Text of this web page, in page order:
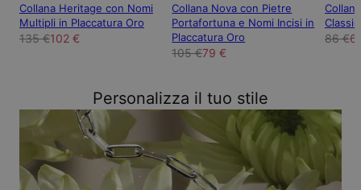
Collana Heritage con Nomi
Multipli in Placcatura Oro
135 €102 €
Collana Nova con Pietre
Portafortuna e Nomi Incisi in
Placcatura Oro
105 €79 €
86 €
Personalizza il tuo stile